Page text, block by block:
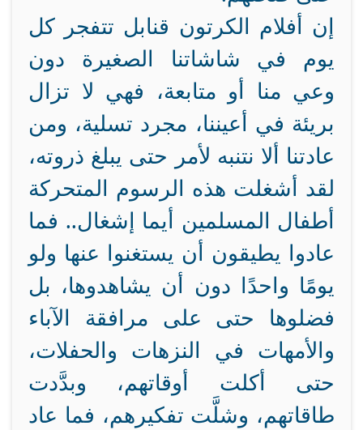
إن أفلام الكرتون قنابل تتفجر كل
يوم في شاشاتنا الصغيرة دون
وعي منا أو متابعة، فهي لا تزال
بريئة في أعيننا، مجرد تسلية، ومن
عادتنا ألا نتنبه لأمر حتى يبلغ ذروته،
لقد أشغلت هذه الرسوم المتحركة
أطفال المسلمين أيما إشغال.. فما
عادوا يطيقون أن يستغنوا عنها ولو
يومًا واحدًا دون أن يشاهدوها، بل
فضلوها حتى على مرافقة الآباء
والأمهات في النزهات والحفلات،
حتى أكلت أوقاتهم، وبدَّدت
طاقاتهم، وشلَّت تفكيرهم، فما عاد